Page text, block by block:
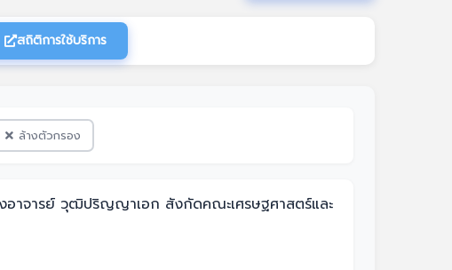
สถิติการใช้บริการ
ล้างตัวกรอง
อาจารย์ วุฒิปริญญาเอก สังกัดคณะเศรษฐศาสตร์และ